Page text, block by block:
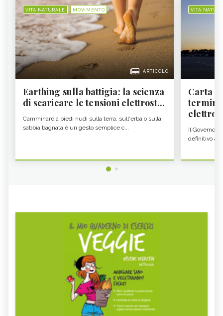
VITA NATURALE MOVIMENTO
ARTICOLO
Earthing sulla battigia: la scienza
di scaricare le tensioni elettrost...
Camminare a piedi nudi sulla terra, sull'erba o sulla
sabbia bagnata è un gesto semplice c...
VITA
Carta
Il Governo
definitivo